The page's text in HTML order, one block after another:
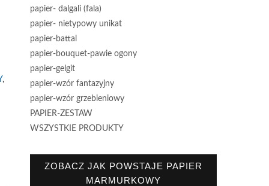
,
papier- dalgali (fala)
papier- nietypowy unikat
papier-battal
papier-bouquet-pawie ogony
papier-gelgit
papier-wzór fantazyjny
papier-wzór grzebieniowy
PAPIER-ZESTAW
WSZYSTKIE PRODUKTY
ZOBACZ JAK POWSTAJE PAPIER
MARMURKOWY